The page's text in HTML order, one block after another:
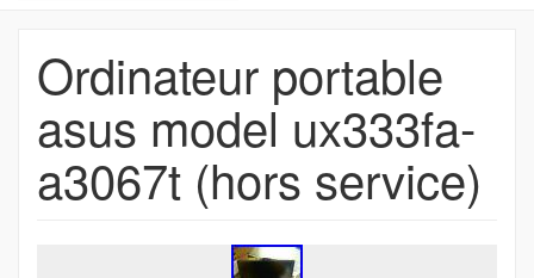
Ordinateur portable
asus model ux333fa-
a3067t (hors service)